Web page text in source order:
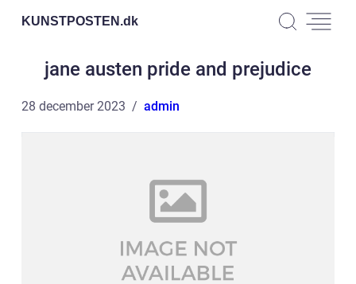
KUNSTPOSTEN.dk
jane austen pride and prejudice
28 december 2023 admin